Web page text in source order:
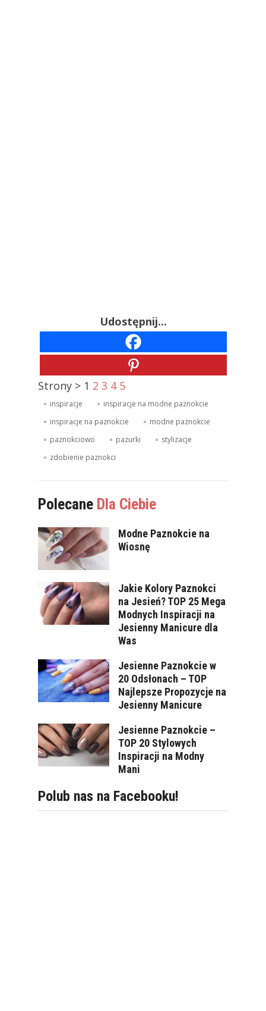
Udostępnij...
Strony > 1 2 3 4 5
inspiracje
inspiracje na modne paznokcie
inspiracje na paznokcie
modne paznokcie
paznokciowo
pazurki
stylizacje
zdobienie paznokci
Polecane Dla Ciebie
Modne Paznokcie na
Wiosnę
Jakie Kolory Paznokci
na Jesień? TOP 25 Mega
Modnych Inspiracji na
Jesienny Manicure dla
Was
Jesienne Paznokcie w
20 Odsłonach – TOP
Najlepsze Propozycje na
Jesienny Manicure
Jesienne Paznokcie –
TOP 20 Stylowych
Inspiracji na Modny
Mani
Polub nas na Facebooku!